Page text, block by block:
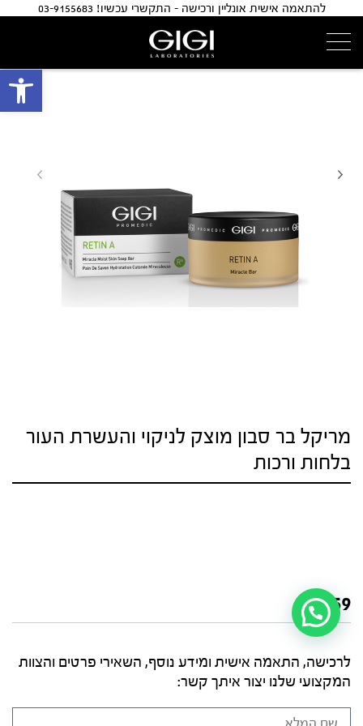
להתאמה אישית אונליין ורכישה - התקשרי עכשיו! 03-9155683
מריקל בר סבון מוצק לניקוי והעשרת העור
בלחות ורכות
₪259
לרכישה, התאמה אישית ומידע נוסף, השאירי פרטים והצוות
המקצועי שלנו יצור איתך קשר: